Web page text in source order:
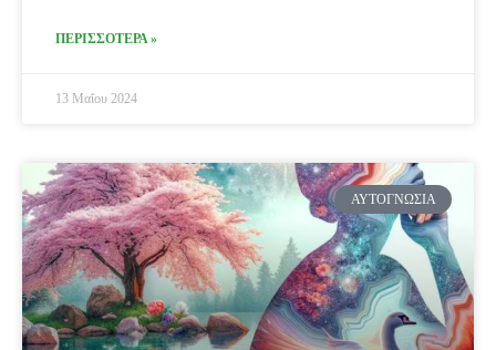
ΠΕΡΙΣΣΟΤΕΡΑ »
13 Μαΐου 2024
ΑΥΤΟΓΝΩΣΊΑ